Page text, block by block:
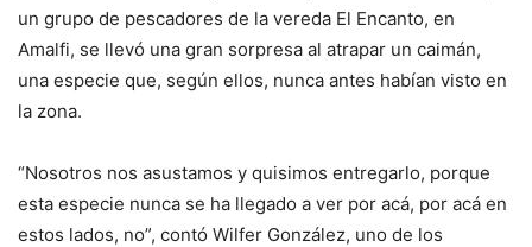
un grupo de pescadores de la vereda El Encanto, en
Amalfi, se llevó una gran sorpresa al atrapar un caimán,
una especie que, según ellos, nunca antes habían visto en
la zona.
“Nosotros nos asustamos y quisimos entregarlo, porque
esta especie nunca se ha llegado a ver por acá, por acá en
estos lados, no”, contó Wilfer González, uno de los